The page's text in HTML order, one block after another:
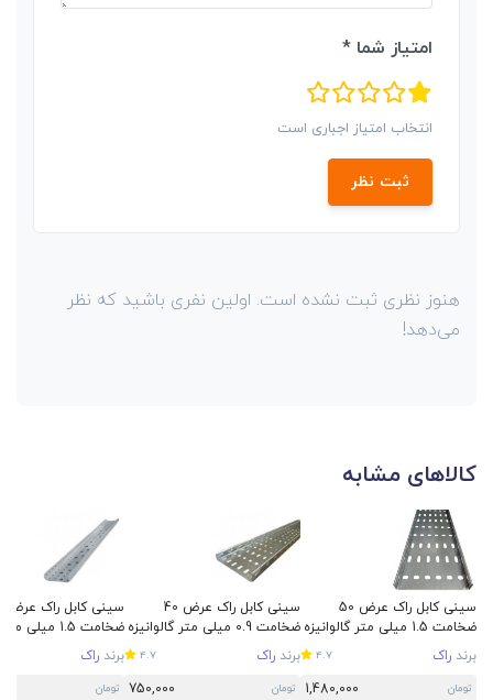
امتیاز شما *
انتخاب امتیاز اجباری است
ثبت نظر
هنوز نظری ثبت نشده است. اولین نفری باشید که نظر
می‌دهد!
کالاهای مشابه
سینی کابل راک عرض 50
ضخامت 1.5 میلی متر گالوانیزه
سرد
برند راک 4.7
تومان 1,480,000
سینی کابل راک عرض 40
ضخامت 0.9 میلی متر گالوانیزه
سرد
برند راک 4.7
تومان 750,000
ضخامت 1.5 میلی
سرد
برند راک
تومان